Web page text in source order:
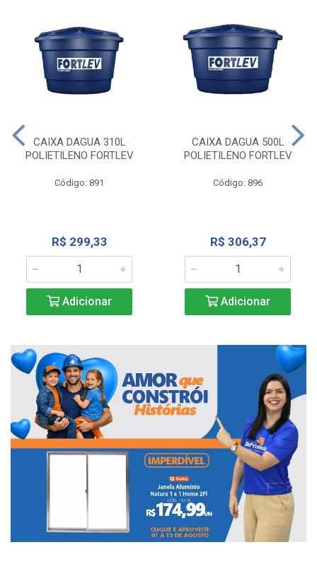
CAIXA DAGUA 310L
POLIETILENO FORTLEV
Código: 891
R$ 299,33
Adicionar
CAIXA DAGUA 500L
POLIETILENO FORTLEV
Código: 896
R$ 306,37
Adicionar